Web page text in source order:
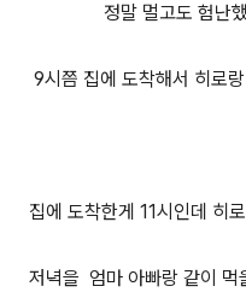
정말 멀고도 험난
9시쯤 집에 도착해서 히로랑
집에 도착한게 11시 인데 히
저녁을 엄마 아빠랑 같이 먹